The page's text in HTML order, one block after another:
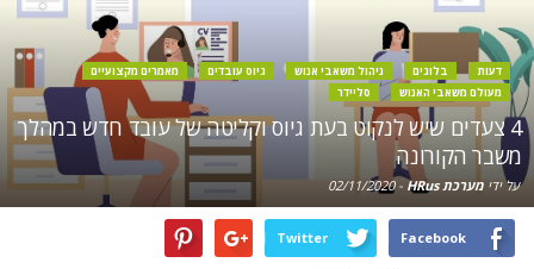
דעות בלוגים ניהול משאבי אנוש גיוס עובדים
מאמרים מקצועיים
מעולם משאבי האנוש
סליידר
4 צעדים שיש לנקוט בעת גיוס וקליטה של עובד חדש במהלך
משבר הקורונה
על ידי מערכת HRus -
02/11/2020
Facebook
Twitter